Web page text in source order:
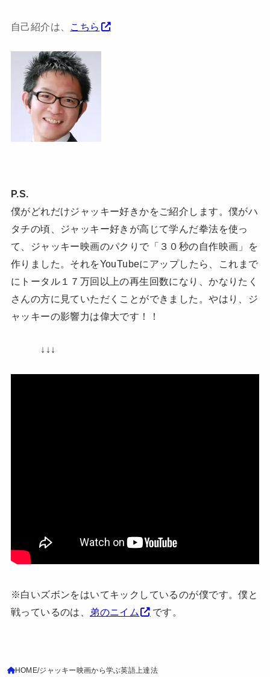
自己紹介は、 こちら
P.S.
僕がどれだけジャッキー好きかをご紹介します。僕がハ
タチの頃、ジャッキー好きが高じて学んだ拳法を使っ
て、ジャッキー映画のパクりで「３０秒の自作映画」を
作りました。それをYouTubeにアップしたら、これまで
にトータル１７万回以上の再生回数になり、かなりたく
さんの方に見ていただくことができました。やはり、ジ
ャッキーの影響力は偉大です！！
↓↓↓
※白いズボンをはいてキックしているのが僕です。僕と
戦っているのは、 弟のニイム です。
HOME ジャッキー映画から学ぶ英語上達法